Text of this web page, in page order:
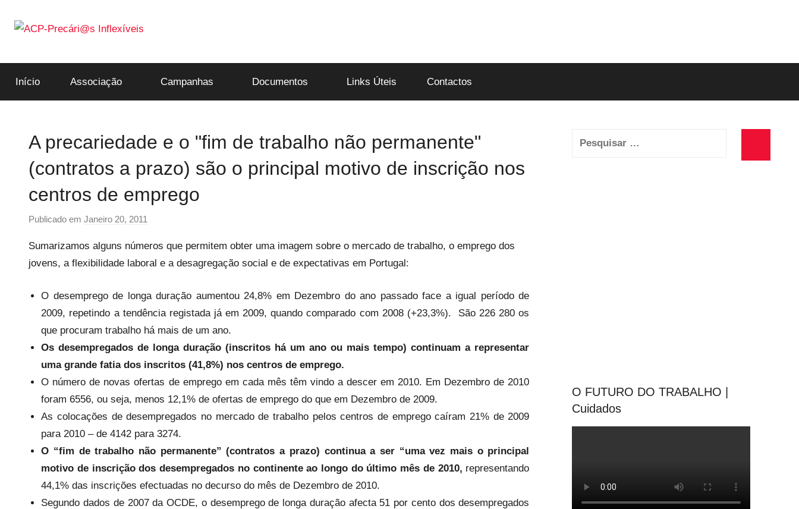
para
ACP-
Precári@s
Início Associação Campanhas Documentos Links Úteis Contactos
A precariedade e o "fim de trabalho não permanente"
(contratos a prazo) são o principal motivo de inscrição nos
centros de emprego
Publicado em Janeiro 20, 2011
r
p
e
c
a
i
n
f
l
e
x
i
Sumarizamos alguns números que permitem obter uma imagem sobre o mercado de trabalho, o emprego dos
jovens, a flexibilidade laboral e a desagregação social e de expectativas em Portugal:
O desemprego de longa duração aumentou 24,8% em Dezembro do ano passado face a igual período de
2009, repetindo a tendência registada já em 2009, quando comparado com 2008 (+23,3%). São 226 280 os
que procuram trabalho há mais de um ano.
Os desempregados de longa duração (inscritos há um ano ou mais tempo) continuam a representar
uma grande fatia dos inscritos (41,8%) nos centros de emprego.
O número de novas ofertas de emprego em cada mês têm vindo a descer em 2010. Em Dezembro de 2010
foram 6556, ou seja, menos 12,1% de ofertas de emprego do que em Dezembro de 2009.
As colocações de desempregados no mercado de trabalho pelos centros de emprego caíram 21% de 2009
para 2010 – de 4142 para 3274.
O “fim de trabalho não permanente” (contratos a prazo) continua a ser “uma vez mais o principal
motivo de inscrição dos desempregados no continente ao longo do último mês de 2010, representando
44,1% das inscrições efectuadas no decurso do mês de Dezembro de 2010.
Segundo dados de 2007 da OCDE, o desemprego de longa duração afecta 51 por cento dos desempregados
Pesquisar
O FUTURO DO TRABALHO |
Cuidados